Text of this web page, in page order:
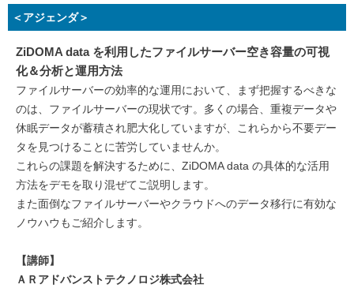
＜アジェンダ＞
ZiDOMA data を利用したファイルサーバー空き容量の可視
化＆分析と運用方法
ファイルサーバーの効率的な運用において、まず把握するべきな
のは、ファイルサーバーの現状です。多くの場合、重複データや
休眠データが蓄積され肥大化していますが、これらから不要デー
タを見つけることに苦労していませんか。
これらの課題を解決するために、ZiDOMA data の具体的な活用
方法をデモを取り混ぜてご説明します。
また面倒なファイルサーバーやクラウドへのデータ移行に有効な
ノウハウもご紹介します。
【講師】
ＡＲアドバンストテクノロジ株式会社